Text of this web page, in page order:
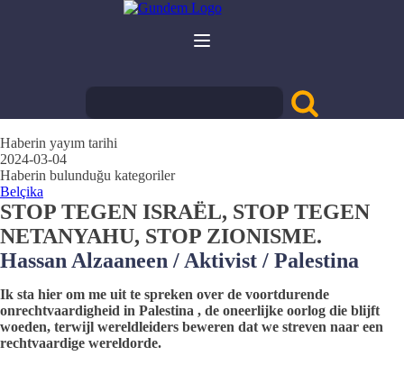
Haberin yayım tarihi
2024-03-04
Haberin bulunduğu kategoriler
Belçika
STOP TEGEN ISRAËL, STOP TEGEN
NETANYAHU, STOP ZIONISME.
Hassan Alzaaneen / Aktivist / Palestina
Ik sta hier om me uit te spreken over de voortdurende
onrechtvaardigheid in Palestina , de oneerlijke oorlog die blijft
woeden, terwijl wereldleiders beweren dat we streven naar een
rechtvaardige wereldorde.